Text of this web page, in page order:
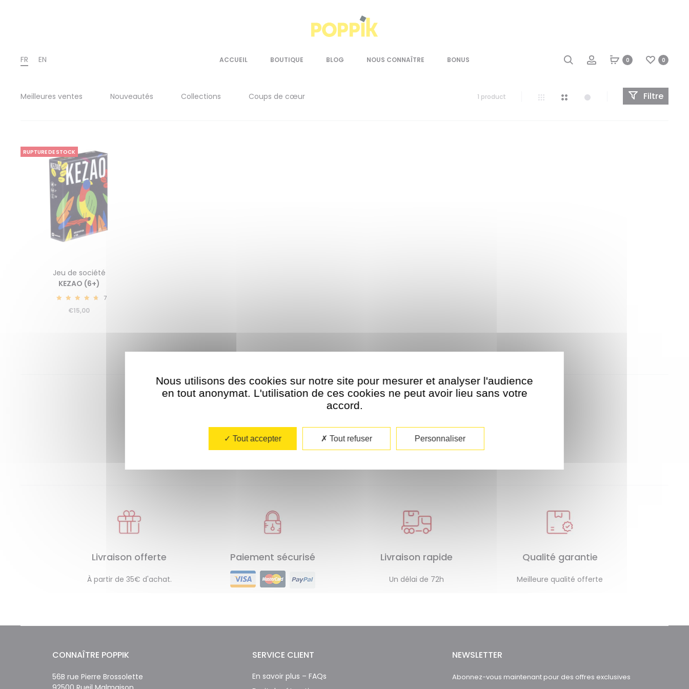
FR EN ACCUEIL BOUTIQUE BLOG NOUS CONNAÎTRE BONUS 0 0
Accueil Jeux de société
Meilleures ventes Nouveautés Collections Coups de cœur 1 product Filtre
RUPTURE DE STOCK
Jeu de société
KEZAO (6+)
7
€15,00
NEWSLETTER
RECEVEZ EN EXCLUSIVITE LES NOUVEAUTES, OFFRES ET PROMO !
Livraison offerte
À partir de 35€ d'achat.
Paiement sécurisé Livraison rapide
Un délai de 72h
Qualité garantie
Meilleure qualité offerte
CONNAÎTRE POPPIK
56B rue Pierre Brossolette
SERVICE CLIENT
En savoir plus – FAQs
NEWSLETTER
Abonnez-vous maintenant pour des offres exclusives
Nous utilisons des cookies sur notre site pour mesurer et analyser l'audience
en tout anonymat. L'utilisation de ces cookies ne peut avoir lieu sans votre
accord.​
Tout accepter Tout refuser Personnaliser